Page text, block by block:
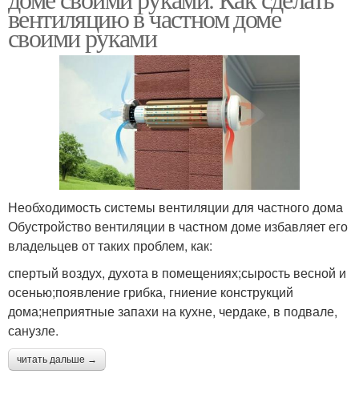
вентиляцию в частном доме
своими руками
Необходимость системы вентиляции для частного дома
Обустройство вентиляции в частном доме избавляет его
владельцев от таких проблем, как:
спертый воздух, духота в помещениях;сырость весной и
осенью;появление грибка, гниение конструкций
дома;неприятные запахи на кухне, чердаке, в подвале,
санузле.
читать дальше →